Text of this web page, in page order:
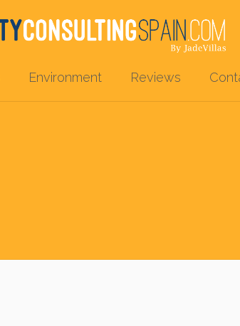
Environment Reviews